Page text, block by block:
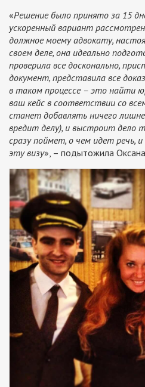
«Решение было принято за 15
ускоренный вариант
должное моему адвокату,
своем деле, она идеально
проверила все досконально,
документ, представила все
в таком процессе – это найти
ваш кейс в соответствии со
станет добавлять ничего
вредит делу), и выстроит дело
сразу поймет, о чем идет речь,
эту визу», – подытожила